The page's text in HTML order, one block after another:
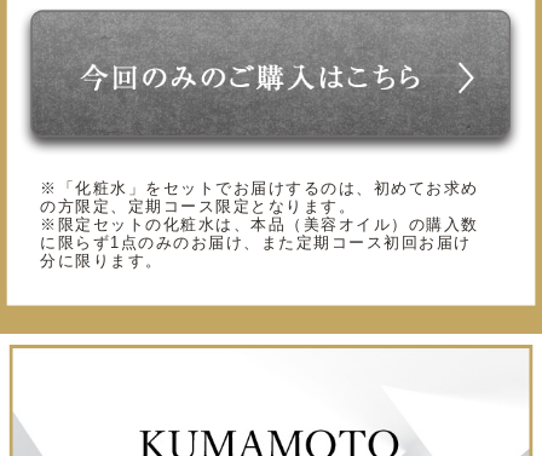
※「化粧水」をセットでお届けするのは、初めてお求め
の方限定、定期コース限定となります。
※限定セットの化粧水は、本品（美容オイル）の購入数
に限らず1点のみのお届け、また定期コース初回お届け
分に限ります。